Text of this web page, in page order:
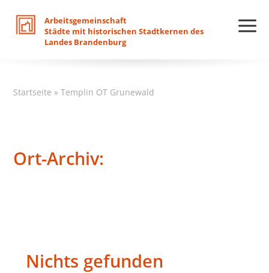
Arbeitsgemeinschaft
Städte mit historischen Stadtkernen des
Landes Brandenburg
Startseite »Templin OT Grunewald
Ort-Archiv:
Nichts gefunden